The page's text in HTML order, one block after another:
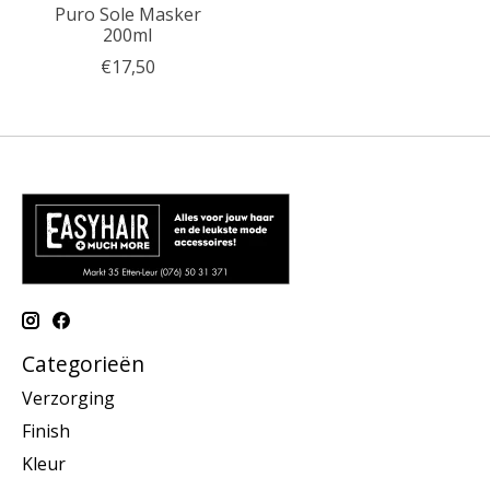
Puro Sole Masker
200ml
€17,50
Categorieën
Verzorging
Finish
Kleur